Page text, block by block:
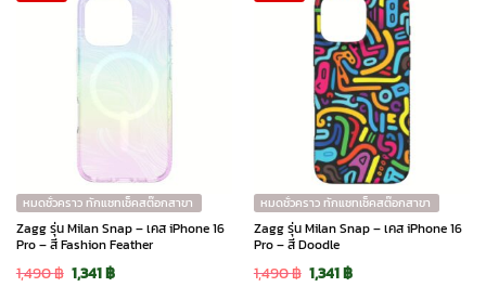
หมดชั่วคราว ทักแชทเช็คสต๊อกสาขา
Zagg รุ่น Milan Snap – เคส iPhone 16
Pro – สี Fashion Feather
1,490฿ Original
1,341฿Current
หมดชั่วคราว ทักแชทเช็คสต๊อกสาขา
Zagg รุ่น Milan Snap – เคส iPhone 16
Pro – สี Doodle
1,490฿ Original
1,341฿Current